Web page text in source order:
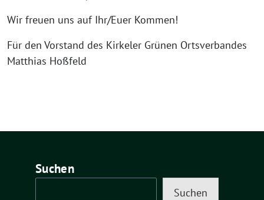
Wir freuen uns auf Ihr/Euer Kommen!
Für den Vorstand des Kirkeler Grünen Ortsverbandes
Matthias Hoßfeld
Suchen
Suchen